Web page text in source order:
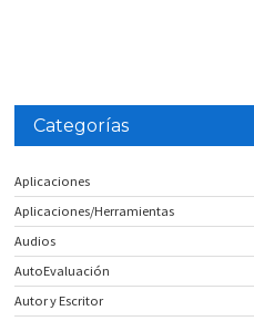
Categorías
Aplicaciones
Aplicaciones/Herramientas
Audios
AutoEvaluación
Autor y Escritor